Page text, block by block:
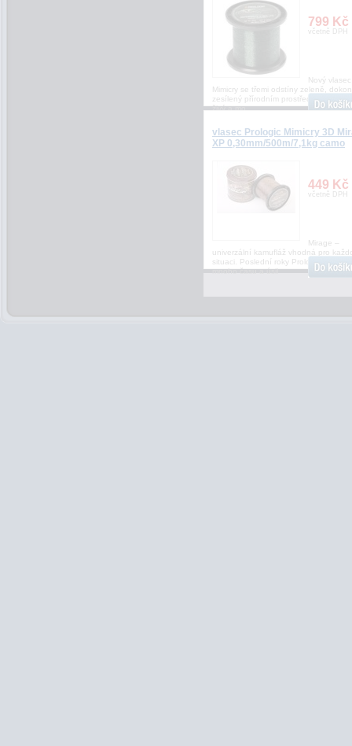
799 Kč
včetně DPH
Nový vlasec
Mimicry se třemi odstíny zeleně,
zesílený přírodním prostředím, stejně
živý a mo
vlasec Prologic Mimicry 3D
XP 0,30mm/500m/7,1kg camo
449 Kč
včetně DPH
Mirage –
univerzální kamufláž vhodná pro
situaci. Poslední roky Prologic věnoval
mnoho času a úsil